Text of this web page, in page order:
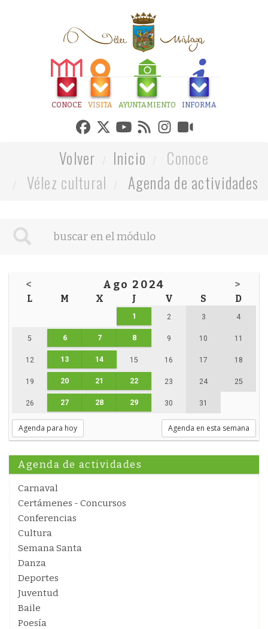
CONOCE VISITA AYUNTAMIENTO INFORMA
Volver Inicio
Conoce
Vélez cultural
Agenda de actividades
< Ago 2024 >
L M X J V S D
1 2 3 4
5 6 7 8 9 10 11
12 13 14 15 16 17 18
19 20 21 22 23 24 25
26 27 28 29 30 31
Agenda para hoy Agenda en esta semana
Agenda de actividades
Carnaval
Certámenes - Concursos
Conferencias
Cultura
Semana Santa
Danza
Deportes
Juventud
Baile
Poesía